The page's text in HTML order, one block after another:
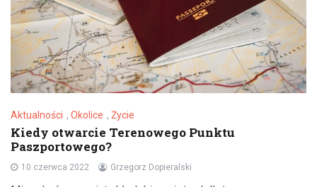
Aktualności , Okolice , Życie
Kiedy otwarcie Terenowego Punktu
Paszportowego?
10 czerwca 2022 Grzegorz Dopieralski